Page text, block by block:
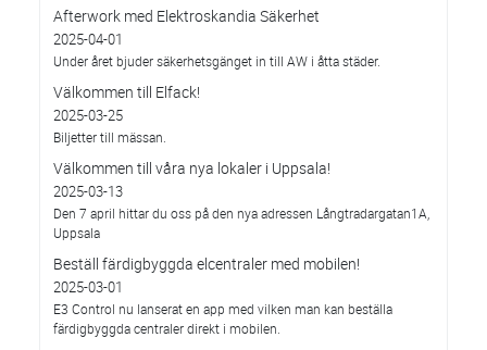
Afterwork med Elektroskandia Säkerhet
2025-04-01
Under året bjuder säkerhetsgänget in till AW i åtta städer.
Välkommen till Elfack!
2025-03-25
Biljetter till mässan.
Välkommen till våra nya lokaler i Uppsala!
2025-03-13
Den 7 april hittar du oss på den nya adressen Långtradargatan1A,
Uppsala
Beställ färdigbyggda elcentraler med mobilen!
2025-03-01
E3 Control nu lanserat en app med vilken man kan beställa
färdigbyggda centraler direkt i mobilen.